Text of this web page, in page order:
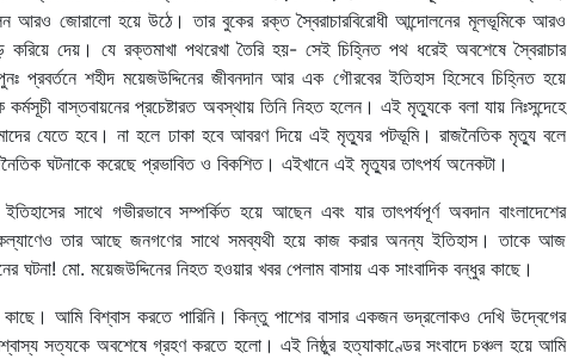
আরও জোরালো হয়ে উঠে। তার বুকের রক্ত স্বৈরাচারবিরোধী আন্দোলনের মূলভূমিকে আরও
করিয়ে দেয়। যে রক্তমাখা পথরেখা তৈরি হয়- সেই চিহ্নিত পথ ধরেই অবশেষে স্বৈরাচার
প্রবর্তনে শহীদ ময়েজউদ্দিনের জীবনদান আর এক গৌরবের ইতিহাস হিসেবে চিহ্নিত হয়ে
বাস্তবায়নের প্রচেষ্টারত অবস্থায় তিনি নিহত হলেন। এই মৃত্যুকে বলা যায় নিঃসন্দেহে
যেতে হবে। না হলে ঢাকা হবে আবরণ দিয়ে এই মৃত্যুর পটভূমি। রাজনৈতিক মৃত্যু বলে
ঘটনাকে করেছে প্রভাবিত ও বিকশিত। এইখানে এই মৃত্যুর তাৎপর্য অনেকটা।
সাথে গভীরভাবে সম্পর্কিত হয়ে আছেন এবং যার তাৎপর্যপূর্ণ অবদান বাংলাদেশের
তার আছে জনগণের সাথে সমব্যথী হয়ে কাজ করার অনন্য ইতিহাস। তাকে আজ
মো. ময়েজউদ্দিনের নিহত হওয়ার খবর পেলাম বাসায় এক সাংবাদিক বন্ধুর কাছে।
আমি বিশ্বাস করতে পারিনি। কিন্তু পাশের বাসার একজন ভদ্রলোকও দেখি উদ্বেগের
সত্যকে অবশেষে গ্রহণ করতে হলো। এই নিষ্ঠুর হত্যাকাণ্ডের সংবাদে চঞ্চল হয়ে আমি